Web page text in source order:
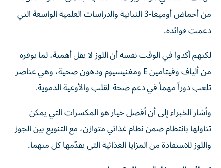
من أحماض أوميغا-3 النباتية والدراسات العلمية الواسعة التي
دعمت فوائده.
لكنهم أكدوا في الوقت نفسه أن اللوز لا يقل أهمية، لما يوفره
من ألياف وفيتامين E ومغنيسيوم ودهون صحية، وهي عناصر
تلعب دوراً مهماً في دعم صحة القلب والأوعية الدموية.
وأشار الخبراء إلى أن أفضل خيار هو المكسرات التي يمكن
تناولها بانتظام ضمن نظام غذائي متوازن، مع التنويع بين الجوز
واللوز للاستفادة من المزايا الغذائية التي يقدّمها كل منهما.